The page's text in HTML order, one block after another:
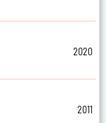
2020
2011